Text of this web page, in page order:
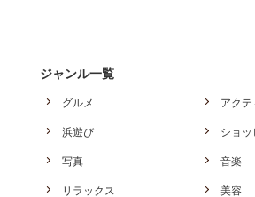
ジャンル一覧
グルメ アクテ
浜遊び ショ
写真 音楽
リラックス 美容